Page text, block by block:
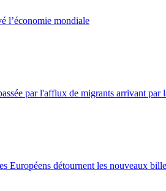
l’économie mondiale
par l'afflux de migrants arrivant par
Européens détournent les nouveaux